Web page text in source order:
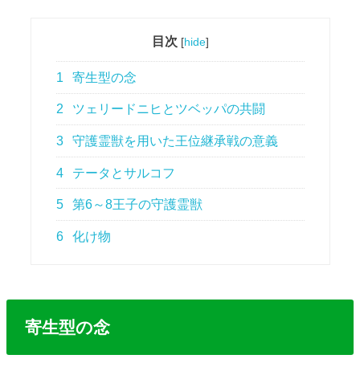
目次 [hide]
1 寄生型の念
2 ツェリードニヒとツベッパの共闘
3 守護霊獣を用いた王位継承戦の意義
4 テータとサルコフ
5 第6～8王子の守護霊獣
6 化け物
寄生型の念